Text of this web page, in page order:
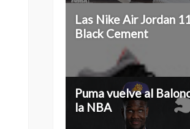
Las Nike Air Jordan
Black Cement
Puma vuelve al
la NBA